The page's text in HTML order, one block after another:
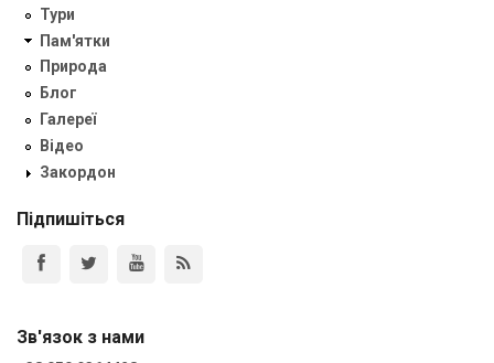
Тури
Пам'ятки
Природа
Блог
Галереї
Відео
Закордон
Підпишіться
Зв'язок з нами